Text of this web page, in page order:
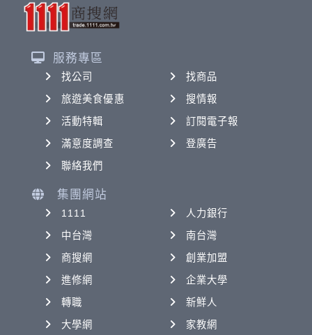
服務專區
找公司
找商品
旅遊美食優惠
搜情報
活動特輯
訂閱電子報
滿意度調查
登廣告
聯絡我們
集團網站
1111
人力銀行
中台灣
南台灣
商搜網
創業加盟
進修網
企業大學
轉職
新鮮人
大學網
家教網